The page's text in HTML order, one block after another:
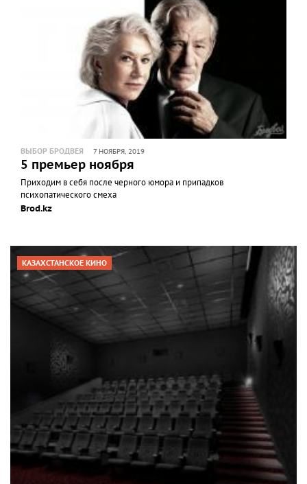
ВЫБОР БРОДВЕЯ 7 НОЯБРЯ, 2019
5 премьер ноября
Приходим в себя после черного юмора и припадков
психопатического смеха
Brod.kz
КАЗАХСТАНСКОЕ КИНО